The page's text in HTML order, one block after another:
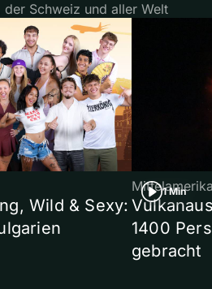
Schweiz und aller Welt
Wild & Sexy:
1 Min
1400
gebracht